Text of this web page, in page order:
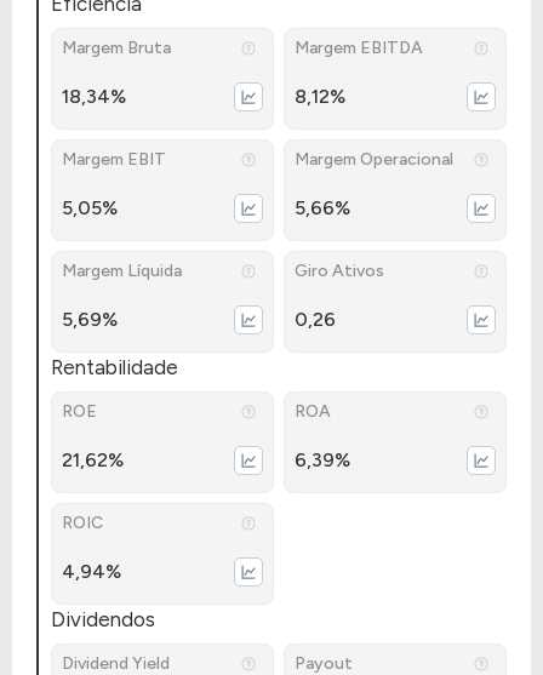
Margem Bruta
18,34%
Margem EBITDA
8,12%
Margem EBIT
5,05%
Margem Operacional
5,66%
Margem Líquida
5,69%
Giro Ativos
0,26
Rentabilidade
ROE
21,62%
ROA
6,39%
ROIC
4,94%
Dividendos
Dividend Yield Payout